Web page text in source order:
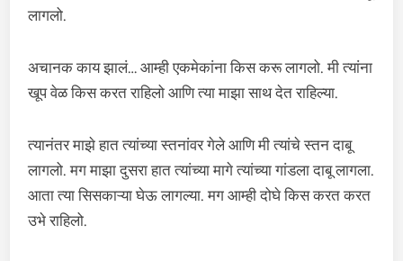
लागलो.
अचानक काय झालं… आम्ही एकमेकांना किस करू लागलो. मी त्यांना
खूप वेळ किस करत राहिलो आणि त्या माझा साथ देत राहिल्या.
त्यानंतर माझे हात त्यांच्या स्तनांवर गेले आणि मी त्यांचे स्तन दाबू
लागलो. मग माझा दुसरा हात त्यांच्या मागे त्यांच्या गांडला दाबू लागला.
आता त्या सिसकाऱ्या घेऊ लागल्या. मग आम्ही दोघे किस करत करत
उभे राहिलो.